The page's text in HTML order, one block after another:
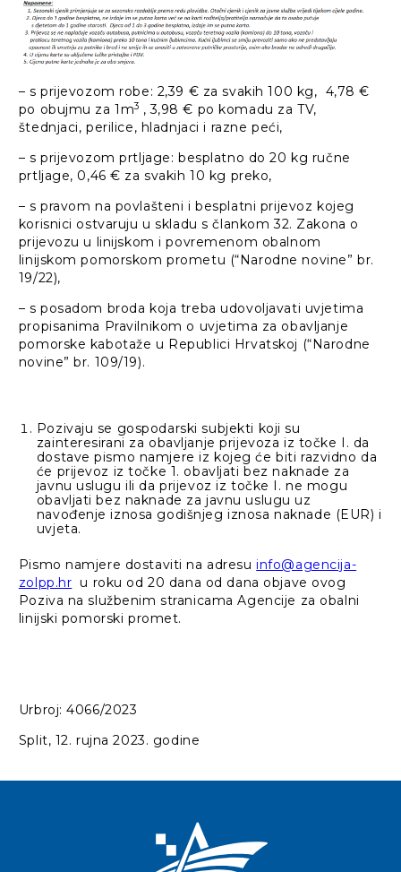
– s prijevozom robe: 2,39 € za svakih 100 kg, 4,78 €
po obujmu za 1m3 , 3,98 € po komadu za TV,
štednjaci, perilice, hladnjaci i razne peći,
– s prijevozom prtljage: besplatno do 20 kg ručne
prtljage, 0,46 € za svakih 10 kg preko,
– s pravom na povlašteni i besplatni prijevoz kojeg
korisnici ostvaruju u skladu s člankom 32. Zakona o
prijevozu u linijskom i povremenom obalnom
linijskom pomorskom prometu (“Narodne novine” br.
19/22),
– s posadom broda koja treba udovoljavati uvjetima
propisanima Pravilnikom o uvjetima za obavljanje
pomorske kabotaže u Republici Hrvatskoj (“Narodne
novine” br. 109/19).
Pozivaju se gospodarski subjekti koji su
zainteresirani za obavljanje prijevoza iz točke I. da
dostave pismo namjere iz kojeg će biti razvidno da
će prijevoz iz točke 1. obavljati bez naknade za
javnu uslugu ili da prijevoz iz točke I. ne mogu
obavljati bez naknade za javnu uslugu uz
navođenje iznosa godišnjeg iznosa naknade (EUR) i
uvjeta.
Pismo namjere dostaviti na adresuinfo@agencija-
zolpp.hr u roku od 20 dana od dana objave ovog
Poziva na službenim stranicama Agencije za obalni
linijski pomorski promet.
Urbroj: 4066/2023
Split, 12. rujna 2023. godine